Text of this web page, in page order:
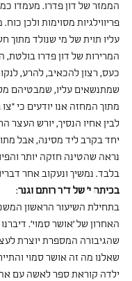
הממזר של דון פדרו. מעמדו
פריווילגיות מסוימות ולכן
עליו תוית של מי שנולד מתוך
המרירות של דון פדרו בולטת,
כעס, רצון להכאיב, להרע,
שמתנשאים עליו, שמבטיהם
מתוך המחזה אנו יודעים כי "צו
לבין אחיו הנסיך, יורש העצר
יחד בקרב ליד מסינה, אבל
נראה שהטינה חזקה יותר
בלבד. נמשיך ונעקוב אחר דבריו
בכיתה י' של ד"ר רותם וגנר:
בתחילת השיעור הראשון
האחרון של 'אושר סמוי'.
שהגיבורה המספרת יוצרת
שאלנו מה זה אושר סמוי
ילדה קוראת ספר לאשה עם